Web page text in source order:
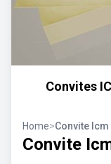
Convites
Home>Convite
Convite